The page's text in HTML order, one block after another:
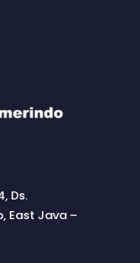
Ds.
East Java –